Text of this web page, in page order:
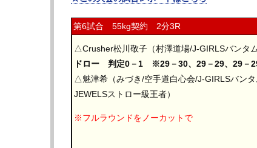
第6試合 55kg契約 2分3R
△Crusher松川敬子（村澤道場/J-GIRLSバンタム
ドロー 判定0－1 ※29－30、29－29、29－
△魅津希（みづき/空手道白心会/J-GIRLSバン
JEWELSストロー級王者）
※フルラウンドをノーカットで